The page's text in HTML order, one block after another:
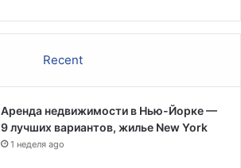
Recent
Аренда недвижимости в Нью-Йорке —
9 лучших вариантов, жилье New York
1 неделя ago